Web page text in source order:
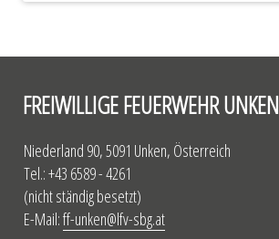
FREIWILLIGE FEUERWEHR UNKEN
Niederland 90, 5091 Unken, Österreich
Tel.: +43 6589 - 4261
(nicht ständig besetzt)
E-Mail:ff-unken@lfv-sbg.at